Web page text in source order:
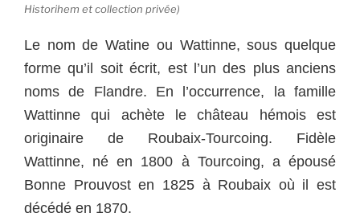
Historihem et collection privée)
Le nom de Watine ou Wattinne, sous quelque
forme qu’il soit écrit, est l’un des plus anciens
noms de Flandre. En l’occurrence, la famille
Wattinne qui achète le château hémois est
originaire de Roubaix-Tourcoing. Fidèle
Wattinne, né en 1800 à Tourcoing, a épousé
Bonne Prouvost en 1825 à Roubaix où il est
décédé en 1870.